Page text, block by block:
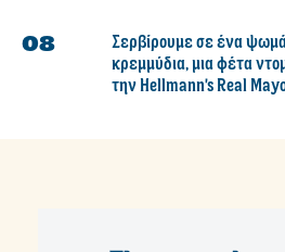
Σερβίρουμε σε ένα
κρεμμύδια, μια φέτα
την Hellmann's Real